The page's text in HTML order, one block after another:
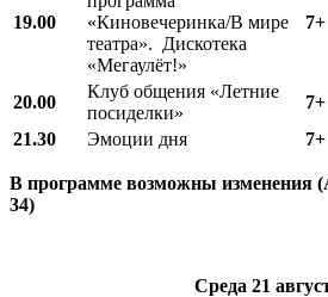
19.00
«Киновечеринка/В мире
театра». Дискотека
«Мегаулёт!»
7+
20.00
Клуб общения «Летние
посиделки»
7+
21.30
Эмоции дня 7+
В программе возможны изменения
34)
Среда 21